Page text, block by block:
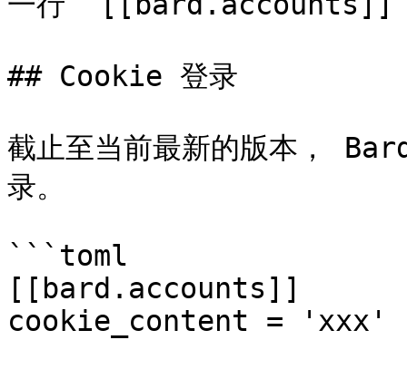
## Cookie 登录
截止至当前最新的版本，
录。
```toml
[[bard.accounts]]
cookie_content = 'xxx'